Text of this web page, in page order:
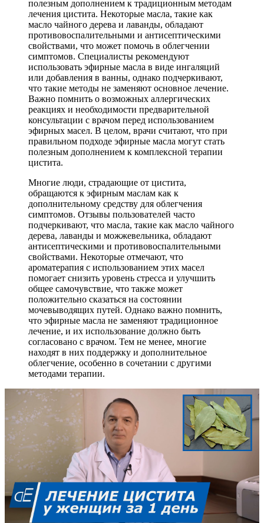
полезным дополнением к традиционным методам
лечения цистита. Некоторые масла, такие как
масло чайного дерева и лаванды, обладают
противовоспалительными и антисептическими
свойствами, что может помочь в облегчении
симптомов. Специалисты рекомендуют
использовать эфирные масла в виде ингаляций
или добавления в ванны, однако подчеркивают,
что такие методы не заменяют основное лечение.
Важно помнить о возможных аллергических
реакциях и необходимости предварительной
консультации с врачом перед использованием
эфирных масел. В целом, врачи считают, что при
правильном подходе эфирные масла могут стать
полезным дополнением к комплексной терапии
цистита.
Многие люди, страдающие от цистита,
обращаются к эфирным маслам как к
дополнительному средству для облегчения
симптомов. Отзывы пользователей часто
подчеркивают, что масла, такие как масло чайного
дерева, лаванды и можжевельника, обладают
антисептическими и противовоспалительными
свойствами. Некоторые отмечают, что
ароматерапия с использованием этих масел
помогает снизить уровень стресса и улучшить
общее самочувствие, что также может
положительно сказаться на состоянии
мочевыводящих путей. Однако важно помнить,
что эфирные масла не заменяют традиционное
лечение, и их использование должно быть
согласовано с врачом. Тем не менее, многие
находят в них поддержку и дополнительное
облегчение, особенно в сочетании с другими
методами терапии.